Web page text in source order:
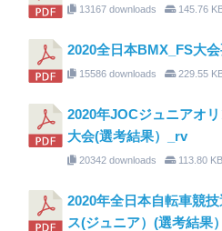
13167 downloads 145.76
2020全日本BMX_FS大
15586 downloads 229.55
2020年JOCジュニアオ
大会(選考結果）_rv
20342 downloads 113.80 KB
2020年全日本自転車競
ス(ジュニア）(選考結果）